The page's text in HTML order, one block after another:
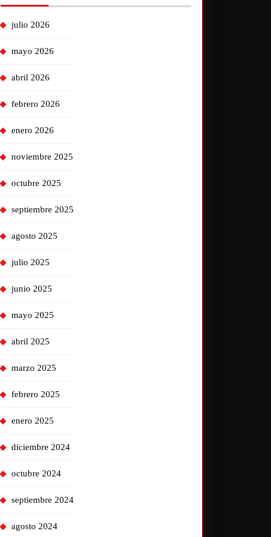
julio 2026
mayo 2026
abril 2026
febrero 2026
enero 2026
noviembre 2025
octubre 2025
septiembre 2025
agosto 2025
julio 2025
junio 2025
mayo 2025
abril 2025
marzo 2025
febrero 2025
enero 2025
diciembre 2024
octubre 2024
septiembre 2024
agosto 2024